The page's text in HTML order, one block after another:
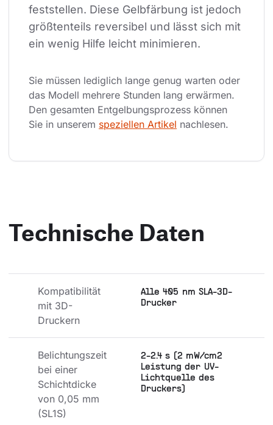
feststellen. Diese Gelbfärbung ist jedoch
größtenteils reversibel und lässt sich mit
ein wenig Hilfe leicht minimieren.
Sie müssen lediglich lange genug warten oder
das Modell mehrere Stunden lang erwärmen.
Den gesamten Entgelbungsprozess können
Sie in unserem speziellen Artikel nachlesen.
Technische Daten
Kompatibilität
mit 3D-
Druckern
Alle 405 nm SLA-3D-
Drucker
Belichtungszeit
bei einer
Schichtdicke
von 0,05 mm
(SL1S)
2-2.4 s (2 mW/cm2
Leistung der UV-
Lichtquelle des
Druckers)